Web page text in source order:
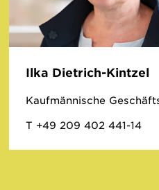
Ilka Dietrich-Kintzel
Kaufmännische
T +49 209 402 441-14